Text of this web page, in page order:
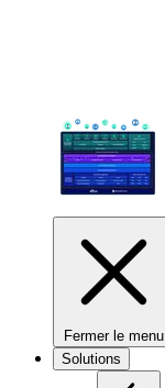
Fermer le menu
Solutions